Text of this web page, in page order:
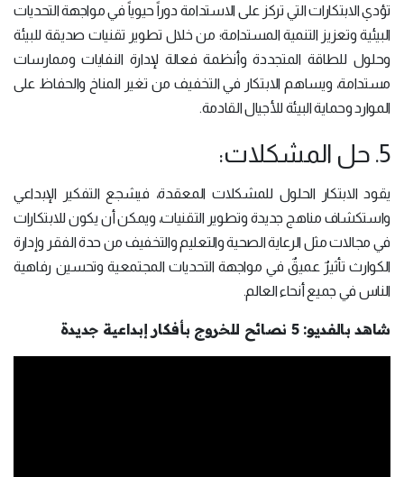
تؤدي الابتكارات التي تركز على الاستدامة دوراً حيوياً في مواجهة التحديات
البيئية وتعزيز التنمية المستدامة؛ من خلال تطوير تقنيات صديقة للبيئة
وحلول للطاقة المتجددة وأنظمة فعالة لإدارة النفايات وممارسات
مستدامة، ويساهم الابتكار في التخفيف من تغير المناخ والحفاظ على
الموارد وحماية البيئة للأجيال القادمة.
5. حل المشكلات:
يقود الابتكار الحلول للمشكلات المعقدة، فيشجع التفكير الإبداعي
واستكشاف مناهج جديدة وتطوير التقنيات، ويمكن أن يكون للابتكارات
في مجالات مثل الرعاية الصحية والتعليم والتخفيف من حدة الفقر وإدارة
الكوارث تأثيرٌ عميقٌ في مواجهة التحديات المجتمعية وتحسين رفاهية
الناس في جميع أنحاء العالم.
شاهد بالفديو: 5 نصائح للخروج بأفكار إبداعية جديدة